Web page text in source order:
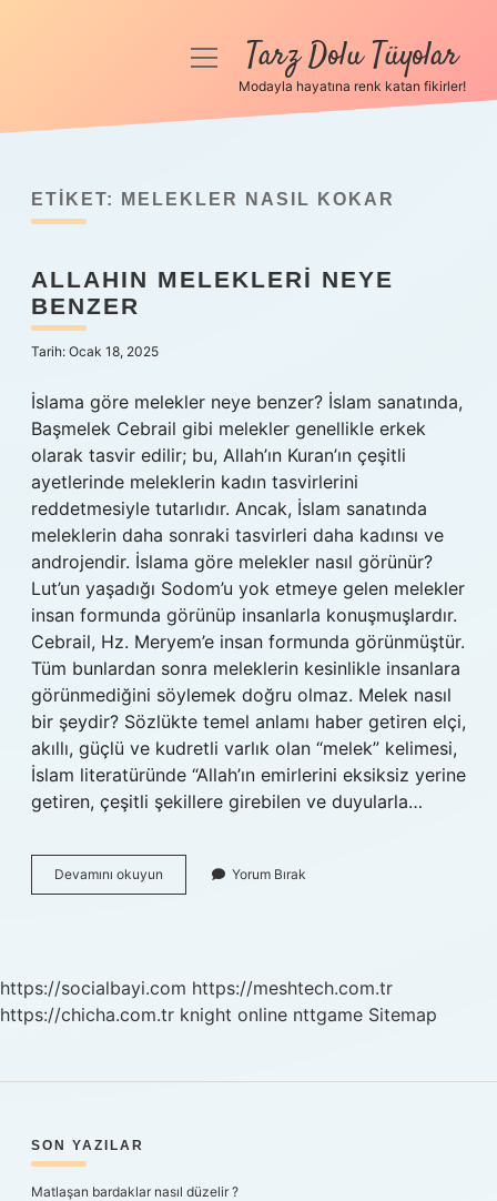
Anasayfa
Yasal Uyarı
Hakkımızda
menüyüTarz Dolu Tüyolar
Modayla hayatına renk katan fikirler!
ETIKET: MELEKLER NASIL KOKAR
ALLAHIN MELEKLERI NEYE
BENZER
Tarih: Ocak 18, 2025
İslama göre melekler neye benzer? İslam sanatında,
Başmelek Cebrail gibi melekler genellikle erkek
olarak tasvir edilir; bu, Allah’ın Kuran’ın çeşitli
ayetlerinde meleklerin kadın tasvirlerini
reddetmesiyle tutarlıdır. Ancak, İslam sanatında
meleklerin daha sonraki tasvirleri daha kadınsı ve
androjendir. İslama göre melekler nasıl görünür?
Lut’un yaşadığı Sodom’u yok etmeye gelen melekler
insan formunda görünüp insanlarla konuşmuşlardır.
Cebrail, Hz. Meryem’e insan formunda görünmüştür.
Tüm bunlardan sonra meleklerin kesinlikle insanlara
görünmediğini söylemek doğru olmaz. Melek nasıl
bir şeydir? Sözlükte temel anlamı haber getiren elçi,
akıllı, güçlü ve kudretli varlık olan “melek” kelimesi,
İslam literatüründe “Allah’ın emirlerini eksiksiz yerine
getiren, çeşitli şekillere girebilen ve duyularla…
Devamını okuyun
Melekleri
Yorum Bırak
https://socialbayi.com https://meshtech.com.tr
https://chicha.com.tr knight online nttgame Sitemap
SIDEBAR
SON YAZILAR
Matlaşan bardaklar nasıl düzelir ?